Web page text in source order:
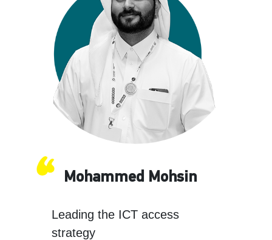
Mohammed Mohsin
Leading the ICT access
strategy